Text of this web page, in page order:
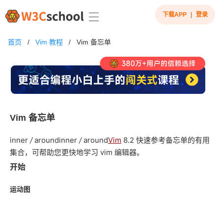
下载APP 登录
首页 / Vim 教程 / Vim 备忘单
Vim 备忘单
inner / aroundinner / aroundVim 8.2 快速参考备忘单的有用
集合， 可帮助您更快地学习 vim 编辑器。
开始
运动图